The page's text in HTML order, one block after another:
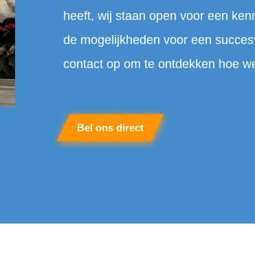
heeft, wij staan open voor een
de mogelijkheden voor een
contact op om te ontdekken hoe
Bel ons direct